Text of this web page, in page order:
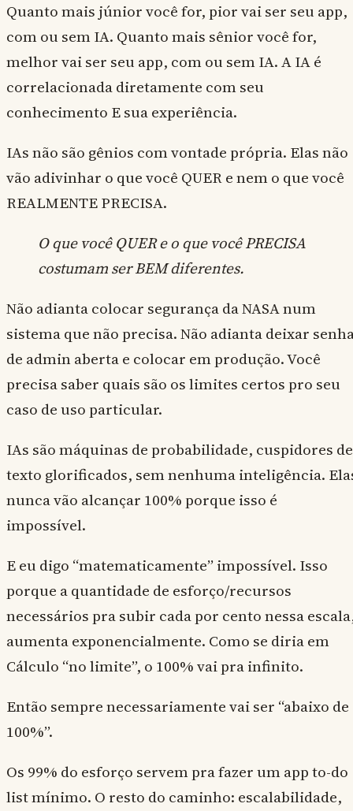
Quanto mais júnior você for, pior vai ser seu app,
com ou sem IA. Quanto mais sênior você for,
melhor vai ser seu app, com ou sem IA. A IA é
correlacionada diretamente com seu
conhecimento E sua experiência.
IAs não são gênios com vontade própria. Elas não
vão adivinhar o que você QUER e nem o que você
REALMENTE PRECISA.
O que você QUER e o que você PRECISA
costumam ser BEM diferentes.
Não adianta colocar segurança da NASA num
sistema que não precisa. Não adianta deixar
de admin aberta e colocar em produção. Você
precisa saber quais são os limites certos pro seu
caso de uso particular.
IAs são máquinas de probabilidade, cuspidores de
texto glorificados, sem nenhuma inteligência.
nunca vão alcançar 100% porque isso é
impossível.
E eu digo “matematicamente” impossível. Isso
porque a quantidade de esforço/recursos
necessários pra subir cada por cento nessa
aumenta exponencialmente. Como se diria em
Cálculo “no limite”, o 100% vai pra infinito.
Então sempre necessariamente vai ser “abaixo de
100%”.
Os 99% do esforço servem pra fazer um app to-do
list mínimo. O resto do caminho: escalabilidade,